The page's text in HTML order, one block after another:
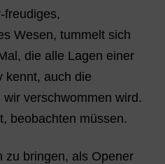
freudiges,
Wesen, tummelt sich
die alle Lagen einer
kennt, auch die
verschwommen wird.
beobachten müssen.
zu bringen, als Opener